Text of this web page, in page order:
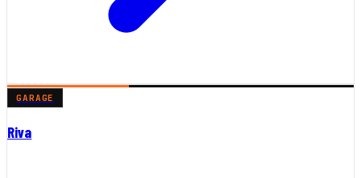
GARAGE
Riva